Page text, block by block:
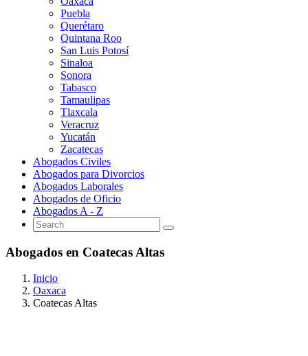
Puebla
Querétaro
Quintana Roo
San Luis Potosí
Sinaloa
Sonora
Tabasco
Tamaulipas
Tlaxcala
Veracruz
Yucatán
Zacatecas
Abogados Civiles
Abogados para Divorcios
Abogados Laborales
Abogados de Oficio
Abogados A - Z
Abogados en Coatecas Altas
Inicio
Oaxaca
Coatecas Altas